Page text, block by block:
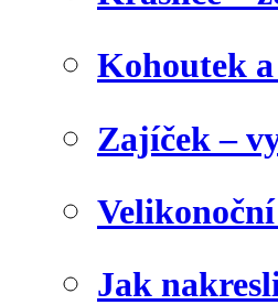
Kohoutek
Zajíček –
Jak